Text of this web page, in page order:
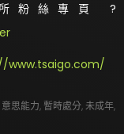
粉絲專頁 ?
www.tsaigo.com/
意思能力, 暫時處分,未成年,